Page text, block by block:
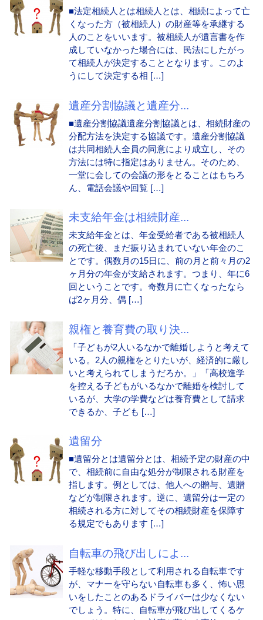
■法定相続人とは相続人とは、相続によって亡
くなった方（被相続人）の財産等を承継する
人のことをいいます。被相続人が遺言書を作
成していなかった場合には、民法にしたがっ
て相続人が決定することとなります。このよ
うにして決定する相 […]
遺産分割協議と遺産分...
■遺産分割協議遺産分割協議とは、相続財産の
分配方法を決定する協議です。遺産分割協議
は共同相続人全員の同意により成立し、その
方法には特に指定はありません。そのため、
一堂に会しての会議の形をとることはもちろ
ん、電話会議や回覧 […]
未支給年金は相続財産...
未支給年金とは、年金受給者である被相続人
の死亡後、まだ振り込まれていない年金のこ
とです。偶数月の15日に、前の月と前々月の2
ヶ月分の年金が支給されます。つまり、年に6
回ということです。奇数月に亡くなったなら
ば2ヶ月分、偶 […]
親権と養育費の取り決...
「子どもが2人いるなかで離婚しようと考えて
いる。2人の親権をとりたいが、経済的に厳し
いと考えられてしまうだろか。」「高校進学
を控える子どもがいるなかで離婚を検討して
いるが、大学の学費などは養育費として請求
できるか、子ども […]
遺留分
■遺留分とは遺留分とは、相続予定の財産の中
で、相続前に自由な処分が制限される財産を
指します。例としては、他人への贈与、遺贈
などが制限されます。逆に、遺留分は一定の
相続される方に対してその相続財産を保障す
る規定でもあります […]
自転車の飛び出しによ...
手軽な移動手段として利用される自転車です
が、マナーを守らない自転車も多く、怖い思
いをしたことのあるドライバーは少なくない
でしょう。特に、自転車が飛び出してくるケ